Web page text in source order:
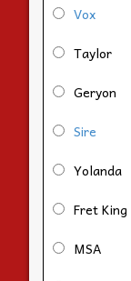
Vox
Taylor
Geryon
Sire
Yolanda
Fret King
MSA